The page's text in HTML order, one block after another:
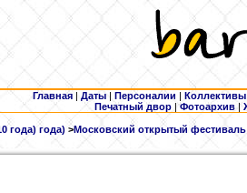
Главная | Даты | Персоналии | Коллективы
Печатный двор |Фотоархив |
года) года) >Московский открытый